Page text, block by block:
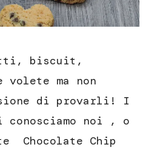
biscuit,
volete ma non
di provarli! I
conosciamo noi , o
Chocolate Chip